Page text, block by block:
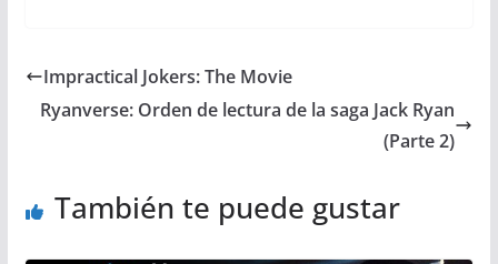
Impractical Jokers: The Movie
Ryanverse: Orden de lectura de la saga Jack Ryan
(Parte 2)
También te puede gustar